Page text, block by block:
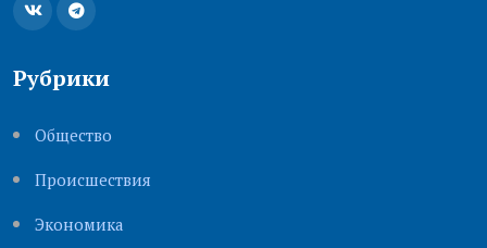
Рубрики
Общество
Происшествия
Экономика